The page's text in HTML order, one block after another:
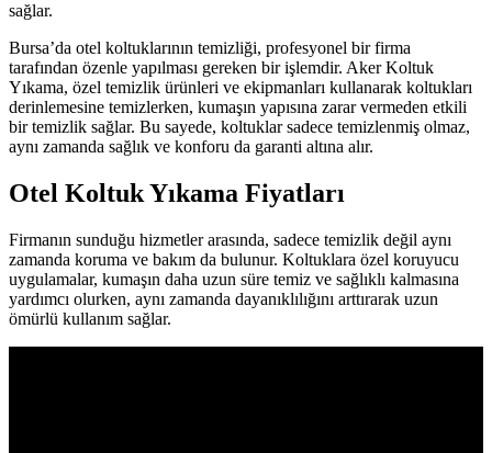
sağlar.
Bursa’da otel koltuklarının temizliği, profesyonel bir firma
tarafından özenle yapılması gereken bir işlemdir. Aker Koltuk
Yıkama, özel temizlik ürünleri ve ekipmanları kullanarak koltukları
derinlemesine temizlerken, kumaşın yapısına zarar vermeden etkili
bir temizlik sağlar. Bu sayede, koltuklar sadece temizlenmiş olmaz,
aynı zamanda sağlık ve konforu da garanti altına alır.
Otel Koltuk Yıkama Fiyatları
Firmanın sunduğu hizmetler arasında, sadece temizlik değil aynı
zamanda koruma ve bakım da bulunur. Koltuklara özel koruyucu
uygulamalar, kumaşın daha uzun süre temiz ve sağlıklı kalmasına
yardımcı olurken, aynı zamanda dayanıklılığını arttırarak uzun
ömürlü kullanım sağlar.